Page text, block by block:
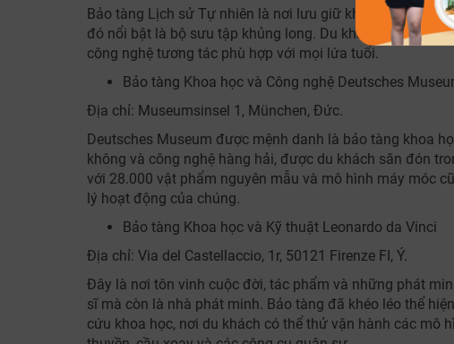
Bảo tàng Lịch sử Tự nhiên là nơi lưu giữ khoảng 80 triệu
đó nổi bật là bộ sưu tập khủng long. Du khách đến đây
công nghệ tương tác phù hợp với mọi lứa tuổi.
Bảo tàng Khoa học và Công nghệ Deutsches
Địa chỉ: Museumsinsel 1, München, Đức.
Deutsches Museum được mệnh danh là bảo tàng khoa
không và công nghệ hàng hải, được du khách săn đón
với 28.000 vật phẩm nguyên mẫu và mô hình máy móc
lý hoạt động của chúng.
Bảo tàng Khoa học và Kỹ thuật Leonardo da Vinci
Địa chỉ: Via del Castellaccio, 1r, 50121 Firenze FI, Ý.
Đây là nơi tôn vinh cuộc đời, tác phẩm và những phát
sĩ mà còn là nhà phát minh. Bảo tàng đã khéo léo thể
cứu khoa học, nơi du khách có thể thử vận hành các mô